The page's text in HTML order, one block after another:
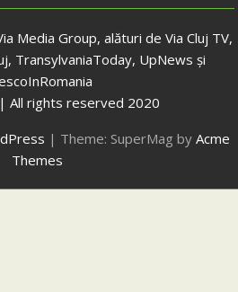
Media Group, alături de Via Cluj TV,
TransylvaniaToday, UpNews și
All rights reserved 2020
| Theme: SuperMag by Acme
Themes